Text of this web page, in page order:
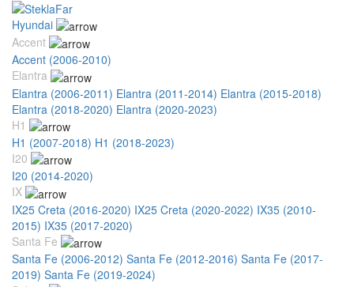
Hyundai
Accent
Accent (2006-2010)
Elantra
Elantra (2006-2011) Elantra (2011-2014) Elantra (2015-2018)
Elantra (2018-2020) Elantra (2020-2023)
H1
H1 (2007-2018) H1 (2018-2023)
I20
I20 (2014-2020)
IX
IX25 Creta (2016-2020) IX25 Creta (2020-2022) IX35 (2010-
2015) IX35 (2017-2020)
Santa Fe
Santa Fe (2006-2012) Santa Fe (2012-2016) Santa Fe (2017-
2019) Santa Fe (2019-2024)